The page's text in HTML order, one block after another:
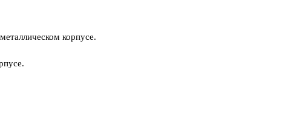
корпусе.